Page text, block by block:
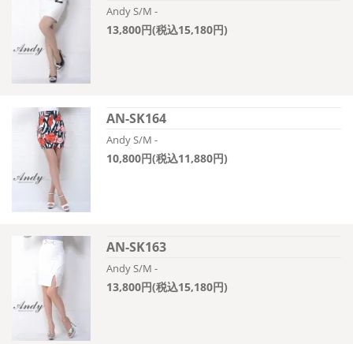
Andy S/M -
13,800円(税込15,180円)
AN-SK164
Andy S/M -
10,800円(税込11,880円)
AN-SK163
Andy S/M -
13,800円(税込15,180円)